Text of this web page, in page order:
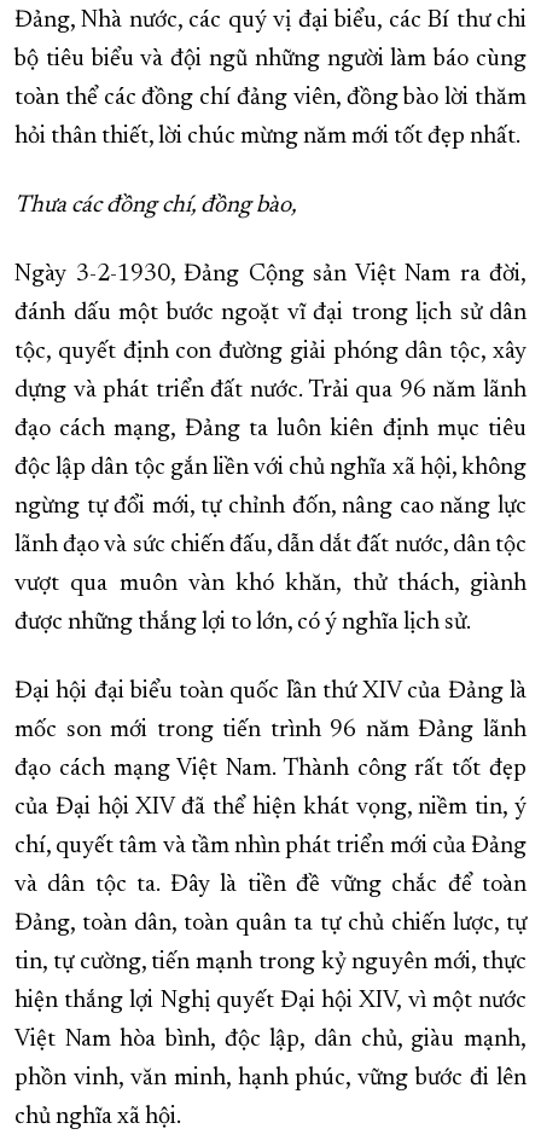
Đảng, Nhà nước, các quý vị đại biểu, các Bí thư chi
bộ tiêu biểu và đội ngũ những người làm báo cùng
toàn thể các đồng chí đảng viên, đồng bào lời thăm
hỏi thân thiết, lời chúc mừng năm mới tốt đẹp nhất.
Thưa các đồng chí, đồng bào,
Ngày 3-2-1930, Đảng Cộng sản Việt Nam ra đời,
đánh dấu một bước ngoặt vĩ đại trong lịch sử dân
tộc, quyết định con đường giải phóng dân tộc, xây
dựng và phát triển đất nước. Trải qua 96 năm lãnh
đạo cách mạng, Đảng ta luôn kiên định mục tiêu
độc lập dân tộc gắn liền với chủ nghĩa xã hội, không
ngừng tự đổi mới, tự chỉnh đốn, nâng cao năng lực
lãnh đạo và sức chiến đấu, dẫn dắt đất nước, dân tộc
vượt qua muôn vàn khó khăn, thử thách, giành
được những thắng lợi to lớn, có ý nghĩa lịch sử.
Đại hội đại biểu toàn quốc lần thứ XIV của Đảng là
mốc son mới trong tiến trình 96 năm Đảng lãnh
đạo cách mạng Việt Nam. Thành công rất tốt đẹp
của Đại hội XIV đã thể hiện khát vọng, niềm tin, ý
chí, quyết tâm và tầm nhìn phát triển mới của Đảng
và dân tộc ta. Đây là tiền đề vững chắc để toàn
Đảng, toàn dân, toàn quân ta tự chủ chiến lược, tự
tin, tự cường, tiến mạnh trong kỷ nguyên mới, thực
hiện thắng lợi Nghị quyết Đại hội XIV, vì một nước
Việt Nam hòa bình, độc lập, dân chủ, giàu mạnh,
phồn vinh, văn minh, hạnh phúc, vững bước đi lên
chủ nghĩa xã hội.